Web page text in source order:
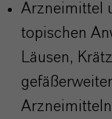
Arzneimittel
topischen
Läusen,